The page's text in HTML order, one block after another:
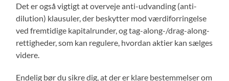
Det er også vigtigt at overveje anti-udvanding (anti-
dilution) klausuler, der beskytter mod værdiforringelse
ved fremtidige kapitalrunder, og tag-along-/drag-along-
rettigheder, som kan regulere, hvordan aktier kan sælges
videre.
Endelig bør du sikre dig, at der er klare bestemmelser om